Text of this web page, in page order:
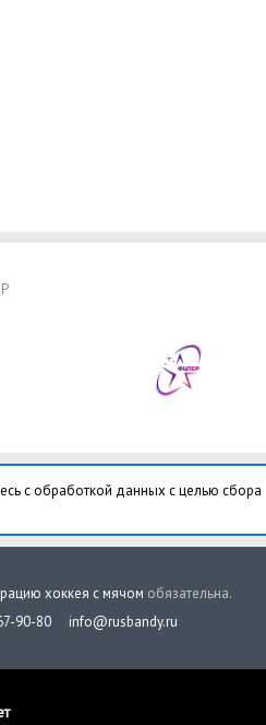
с обработкой данных с целью сбора
хоккея с мячом обязательна.
90-80 info@rusbandy.ru